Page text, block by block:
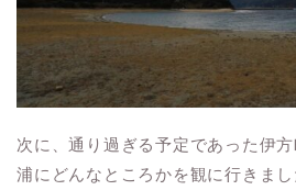
次に、通り過ぎる予定であった伊
浦にどんなところかを観に行きま